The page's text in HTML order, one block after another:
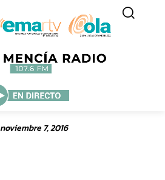
noviembre 7, 2016